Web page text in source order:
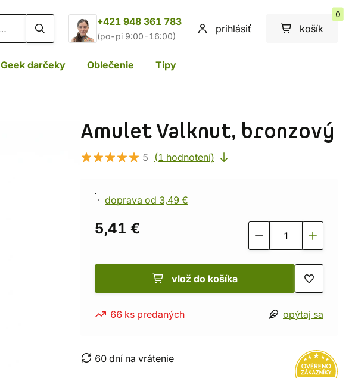
+421 948 361 783
(po-pi 9:00-16:00)
prihlásiť košík
0
Geek darčeky Oblečenie Tipy
Amulet Valknut, bronzový
5 (1 hodnotení)
doprava od 3,49 €
5,41 €
vlož do košíka
66 ks predaných opýtaj sa
60 dní na vrátenie